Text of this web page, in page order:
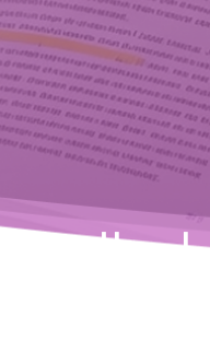
والمجتمع